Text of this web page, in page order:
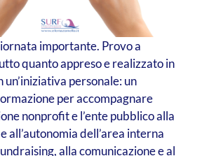
importante. Provo a
quanto appreso e realizzato in
un’iniziativa personale: un
per accompagnare
nonprofit e l’ente pubblico alla
all’autonomia dell’area interna
alla comunicazione e al